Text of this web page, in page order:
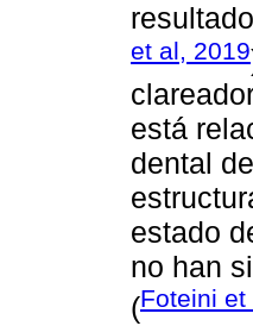
et al, 2019
está
dental
estado
no han
(Foteini et